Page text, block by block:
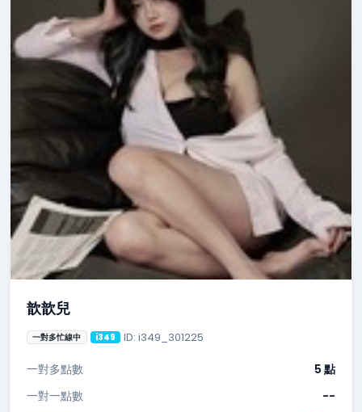
歆歆兒
一對多忙線中 i349 ID: i349_301225
一對多點數
5 點
一對一點數
--